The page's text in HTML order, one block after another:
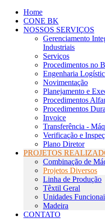
Home
CONE BK
NOSSOS SERVIÇOS
Gerenciamento
Industriais
Serviços
Procedimentos no
Engenharia
Novimentação
Planejamento e
Procedimentos
Procedimentos
Invoice
Transferência -
Verificação e
Plano Diretor
PROJETOS
Combinação de
Projetos Diversos
Linha de Produção
Têxtil Geral
Unidades
Madeira
CONTATO